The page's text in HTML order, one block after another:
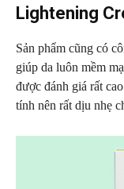
Lightening
Sản phẩm cũng có
giúp da luôn mềm
được đánh giá rất
tính nên rất dịu nhẹ